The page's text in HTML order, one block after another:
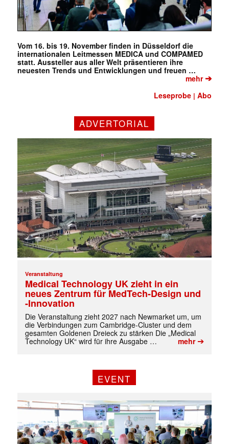
Vom 16. bis 19. November finden in Düsseldorf die
internationalen Leitmessen MEDICA und COMPAMED
statt. Aussteller aus aller Welt präsentieren ihre
neuesten Trends und Entwicklungen und freuen …
mehr➔
Leseprobe |Abo
ADVERTORIAL
Veranstaltung
Medical Technology UK zieht in ein
neues Zentrum für MedTech-Design und
-Innovation
Die Veranstaltung zieht 2027 nach Newmarket um, um
die Verbindungen zum Cambridge-Cluster und dem
gesamten Goldenen Dreieck zu stärken Die „Medical
Technology UK“ wird für ihre Ausgabe …
mehr➔
EVENT